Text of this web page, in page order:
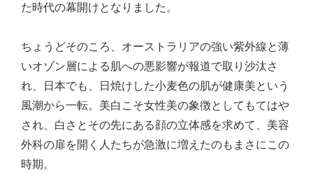
た時代の幕開けとなりました。
ちょうどそのころ、オーストラリアの強い紫外線と薄
いオゾン層による肌への悪影響が報道で取り沙汰さ
れ、日本でも、日焼けした小麦色の肌が健康美という
風潮から一転。美白こそ女性美の象徴としてもてはや
され、白さとその先にある顔の立体感を求めて、美容
外科の扉を開く人たちが急激に増えたのもまさにこの
時期。